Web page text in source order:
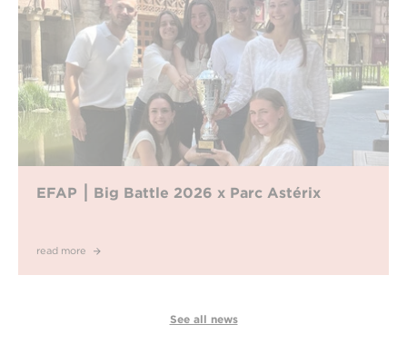
EFAP ⎮ Big Battle 2026 x Parc Astérix
read more
See all news